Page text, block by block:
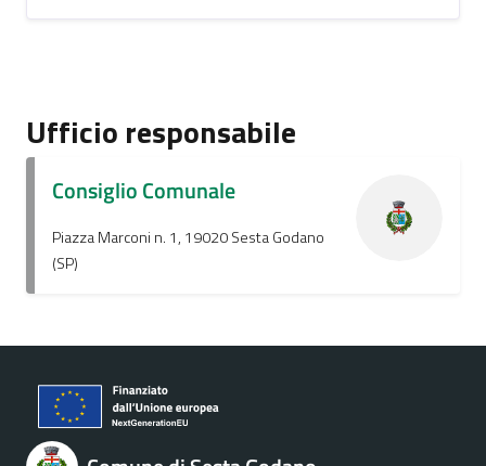
Ufficio responsabile
Consiglio Comunale
Piazza Marconi n. 1, 19020 Sesta Godano
(SP)